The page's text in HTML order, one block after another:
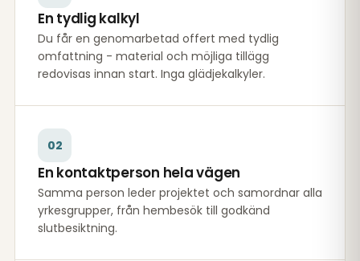
En tydlig kalkyl
Du får en genomarbetad offert med tydlig
omfattning - material och möjliga tillägg
redovisas innan start. Inga glädjekalkyler.
02
En kontaktperson hela vägen
Samma person leder projektet och samordnar alla
yrkesgrupper, från hembesök till godkänd
slutbesiktning.